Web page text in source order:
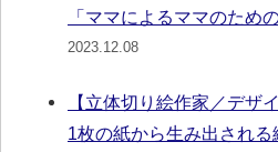
「ママによるママのため
2023.12.08
【立体切り絵作家／デザ
1枚の紙から生み出される